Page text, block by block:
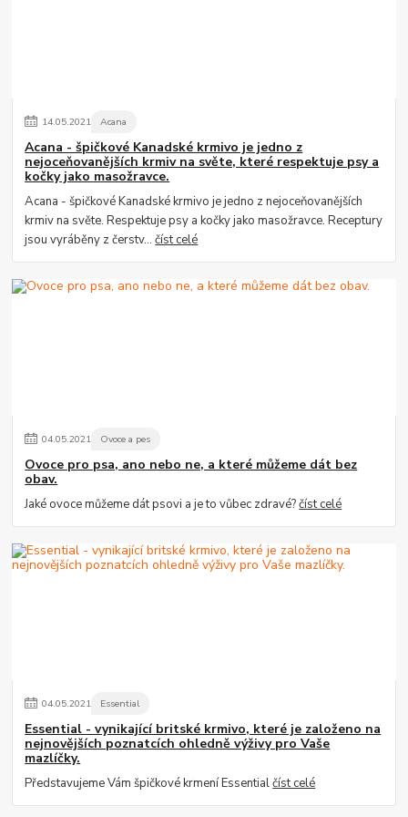
14.05.2021 Acana
Acana - špičkové Kanadské krmivo je jedno z
nejoceňovanějších krmiv na světe, které respektuje psy a
kočky jako masožravce.
Acana - špičkové Kanadské krmivo je jedno z nejoceňovanějších
krmiv na světe. Respektuje psy a kočky jako masožravce. Receptury
jsou vyráběny z čerstv...číst celé
04.05.2021 Ovoce a pes
Ovoce pro psa, ano nebo ne, a které můžeme dát bez
obav.
Jaké ovoce můžeme dát psovi a je to vůbec zdravé?číst celé
04.05.2021 Essential
Essential - vynikající britské krmivo, které je založeno na
nejnovějších poznatcích ohledně výživy pro Vaše
mazlíčky.
Představujeme Vám špičkové krmení Essentialčíst celé